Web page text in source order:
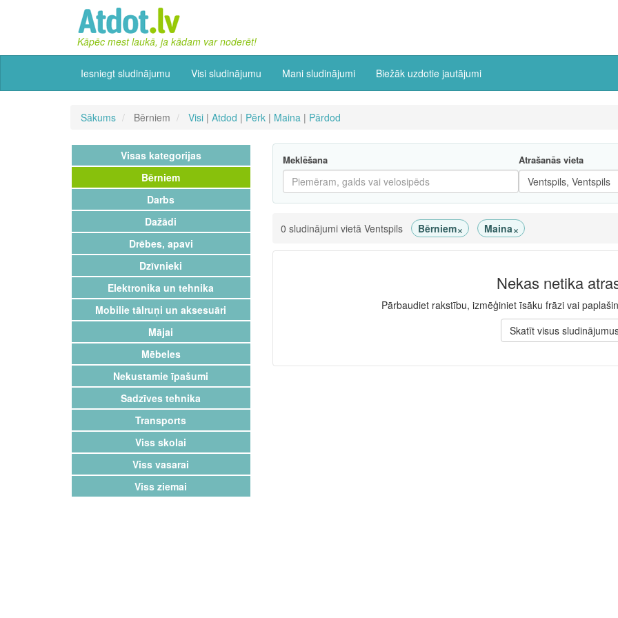
Kāpēc mest laukā, ja kādam var noderēt!
Iesniegt sludinājumu Visi sludinājumu Mani sludinājumi Biežāk uzdotie jautājumi
Sākums Bērniem Visi | Atdod | Pērk | Maina | Pārdod
Visas kategorijas
Bērniem
Darbs
Dažādi
Drēbes, apavi
Dzīvnieki
Elektronika un tehnika
Mobilie tālruņi un aksesuāri
Mājai
Mēbeles
Nekustamie īpašumi
Sadzīves tehnika
Transports
Viss skolai
Viss vasarai
Viss ziemai
Meklēšana Atrašanās vieta
0 sludinājumi vietā Ventspils Bērniem× Maina×
Nekas netika
Pārbaudiet rakstību, izmēģiniet īsāku frāzi vai
Skatīt visus